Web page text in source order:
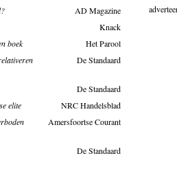
AD Magazine
Knack
boek Het Parool
De Standaard
De Standaard
elite NRC Handelsblad
Amersfoortse Courant
De Standaard